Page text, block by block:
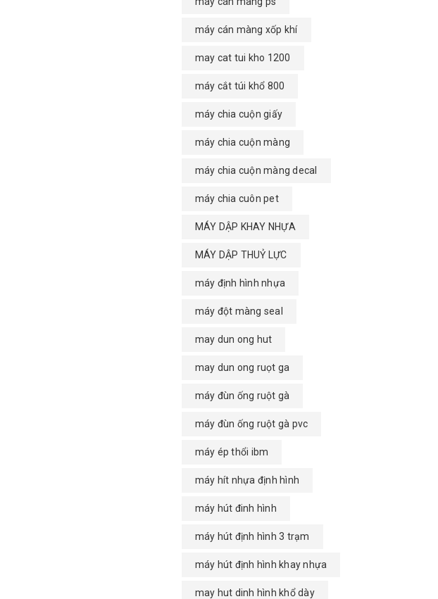
máy cán màng xốp khí
may cat tui kho 1200
máy cắt túi khổ 800
máy chia cuộn giấy
máy chia cuộn màng
máy chia cuộn màng decal
máy chia cuôn pet
MÁY DẬP KHAY NHỰA
MÁY DẬP THUỶ LỰC
máy định hình nhựa
máy đột màng seal
may dun ong hut
may dun ong ruọt ga
máy đùn ống ruột gà
máy đùn ống ruột gà pvc
máy ép thổi ibm
máy hít nhựa định hình
máy hút đinh hình
máy hút định hình 3 trạm
máy hút định hình khay nhựa
may hut dinh hình khổ dày